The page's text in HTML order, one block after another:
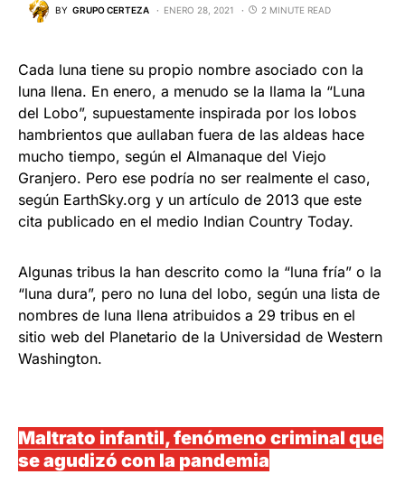
BY GRUPO CERTEZA ENERO 28, 2021 2 MINUTE READ
Cada luna tiene su propio nombre asociado con la
luna llena. En enero, a menudo se la llama la “Luna
del Lobo”, supuestamente inspirada por los lobos
hambrientos que aullaban fuera de las aldeas hace
mucho tiempo, según el Almanaque del Viejo
Granjero. Pero ese podría no ser realmente el caso,
según EarthSky.org y un artículo de 2013 que este
cita publicado en el medio Indian Country Today.
Algunas tribus la han descrito como la “luna fría” o la
“luna dura”, pero no luna del lobo, según una lista de
nombres de luna llena atribuidos a 29 tribus en el
sitio web del Planetario de la Universidad de Western
Washington.
Maltrato infantil, fenómeno criminal que
se agudizó con la pandemia